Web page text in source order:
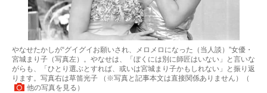
やなせたかしが“グイグイお願いされ、メロメロになった（当人談）”女優・
宮城まり子（写真左）。やなせは、「ぼくには別に師匠はいない」と言いな
がらも、「ひとり選ぶとすれば、或いは宮城まり子かもしれない」と振り返
ります。写真右は草笛光子 （※写真と記事本文は直接関係ありません）（
他の写真を見る ）